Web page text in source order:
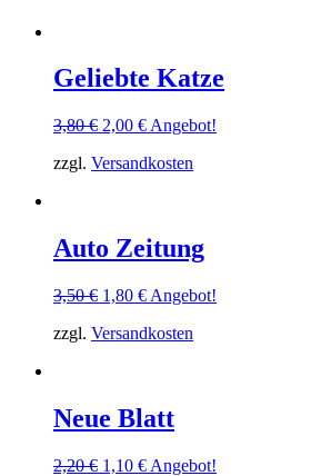
Geliebte Katze
3,80€ Ursprünglicher
war:
2,00 €Aktueller
ist:
Angebot!
zzgl. Versandkosten
Auto Zeitung
3,50€ Ursprünglicher
war:
1,80 €Aktueller
ist:
Angebot!
zzgl. Versandkosten
Neue Blatt
2,20€ Ursprünglicher
1,10 €Aktueller
Angebot!